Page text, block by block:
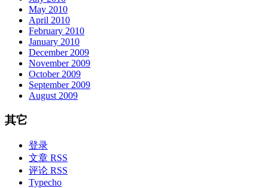
May 2010
April 2010
February 2010
January 2010
December 2009
November 2009
October 2009
September 2009
August 2009
其它
登录
文章 RSS
评论 RSS
Typecho